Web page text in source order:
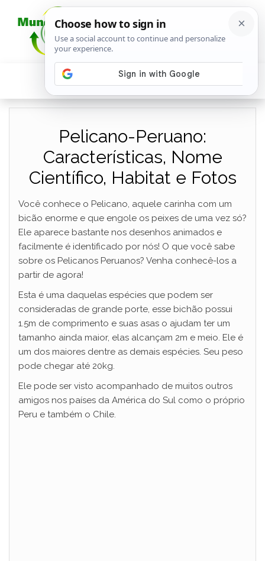
Pelicano-Peruano:
Características, Nome
Científico, Habitat e Fotos
Você conhece o Pelicano, aquele carinha com um
bicão enorme e que engole os peixes de uma vez só?
Ele aparece bastante nos desenhos animados e
facilmente é identificado por nós! O que você sabe
sobre os Pelicanos Peruanos? Venha conhecê-los a
partir de agora!
Esta é uma daquelas espécies que podem ser
consideradas de grande porte, esse bichão possui
1.5m de comprimento e suas asas o ajudam ter um
tamanho ainda maior, elas alcançam 2m e meio. Ele é
um dos maiores dentre as demais espécies. Seu peso
pode chegar até 20kg.
Ele pode ser visto acompanhado de muitos outros
amigos nos países da América do Sul como o próprio
Peru e também o Chile.